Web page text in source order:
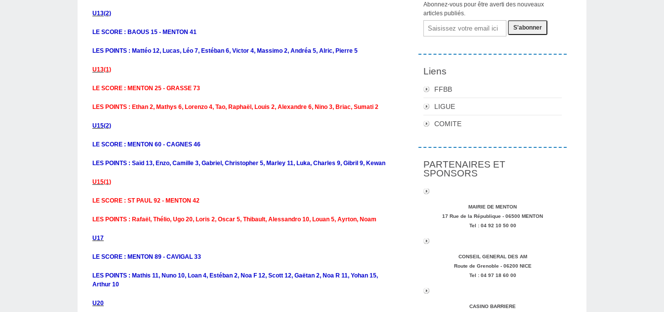
U13(2)
LE SCORE : BAOUS 15 - MENTON 41
LES POINTS : Mattéo 12, Lucas, Léo 7, Estéban 6, Victor 4, Massimo 2, Andréa 5, Alric, Pierre 5
U13(1)
LE SCORE : MENTON 25 - GRASSE 73
LES POINTS : Ethan 2, Mathys 6, Lorenzo 4, Tao, Raphaël, Louis 2, Alexandre 6, Nino 3, Briac, Sumati 2
U15(2)
LE SCORE : MENTON 60 - CAGNES 46
LES POINTS : Saïd 13, Enzo, Camille 3, Gabriel, Christopher 5, Marley 11, Luka, Charles 9, Gibril 9, Kewan
U15(1)
LE SCORE : ST PAUL 92 - MENTON 42
LES POINTS : Rafaël, Thélio, Ugo 20, Loris 2, Oscar 5, Thibault, Alessandro 10, Louan 5, Ayrton, Noam
U17
LE SCORE : MENTON 89 - CAVIGAL 33
LES POINTS : Mathis 11, Nuno 10, Loan 4, Estéban 2, Noa F 12, Scott 12, Gaëtan 2, Noa R 11, Yohan 15,
Arthur 10
U20
Abonnez-vous pour être averti des nouveaux
articles publiés.
Email
Liens
FFBB
LIGUE
COMITE
PARTENAIRES ET
SPONSORS
MAIRIE DE MENTON
17 Rue de la République - 06500 MENTON
Tel : 04 92 10 50 00
CONSEIL GENERAL DES AM
Route de Grenoble - 06200 NICE
Tel : 04 97 18 60 00
CASINO BARRIERE